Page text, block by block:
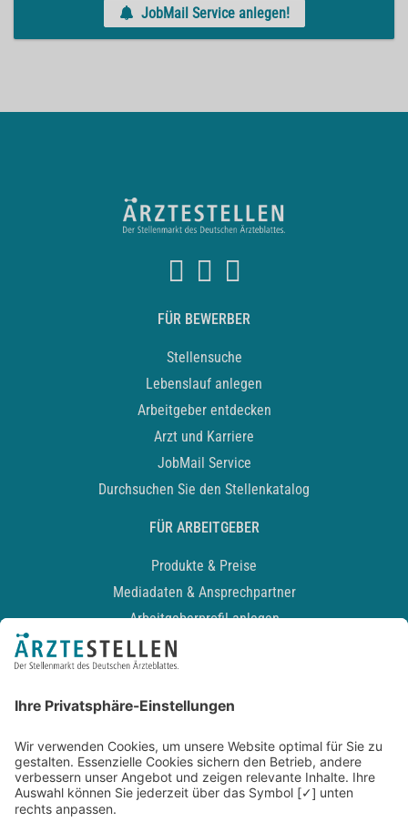
JobMail Service anlegen!
FÜR BEWERBER
Stellensuche
Lebenslauf anlegen
Arbeitgeber entdecken
Arzt und Karriere
JobMail Service
Durchsuchen Sie den Stellenkatalog
FÜR ARBEITGEBER
Produkte & Preise
Mediadaten & Ansprechpartner
Arbeitgeberprofil anlegen
Recruiting-Podcast
Kontakt
Datenschutz
Newsletter